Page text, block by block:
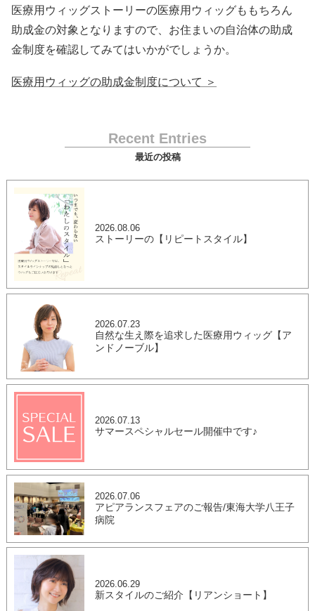
医療用ウィッグストーリーの医療用ウィッグももちろん
助成金の対象となりますので、お住まいの自治体の助成
金制度を確認してみてはいかがでしょうか。
医療用ウィッグの助成金制度について ＞
Recent Entries
最近の投稿
2026.08.06
ストーリーの【リピートスタイル】
2026.07.23
自然な生え際を追求した医療用ウィッグ【ア
ンドノーブル】
2026.07.13
サマースペシャルセール開催中です♪
2026.07.06
アピアランスフェアのご報告/東海大学八王子
病院
2026.06.29
新スタイルのご紹介【リアンショート】